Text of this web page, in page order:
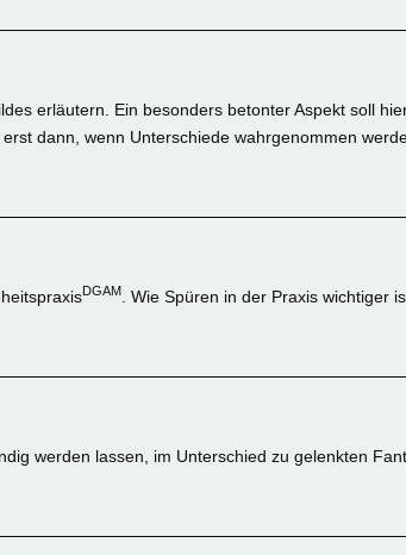
erläutern. Ein besonders betonter Aspekt soll
dann, wenn Unterschiede wahrgenommen
DGAM . Wie Spüren in der Praxis wichtiger
werden lassen, im Unterschied zu gelenkten